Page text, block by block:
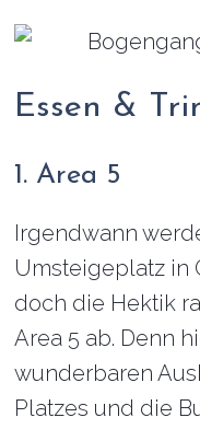
Essen &
1. Area 5
Irgendwann
Umsteigeplatz in
doch die Hektik
Area 5 ab. Denn
wunderbaren
Platzes und die